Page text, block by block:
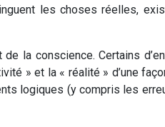
les choses réelles,
la conscience. Certains
» et la « réalité » d’une
logiques (y compris les